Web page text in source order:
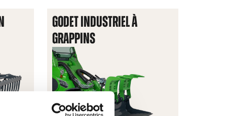
XL
GODET INDUSTRIEL À
GRAPPINS